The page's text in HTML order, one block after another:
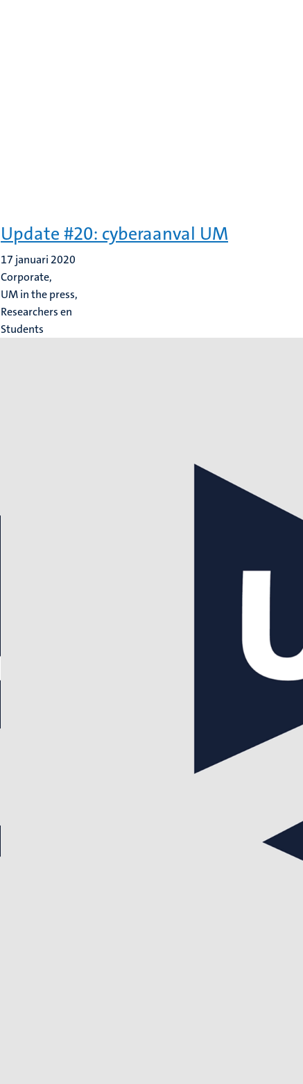
Update #20: cyberaanval UM
17 januari 2020
Corporate,
UM in the press,
Researchers en
Students